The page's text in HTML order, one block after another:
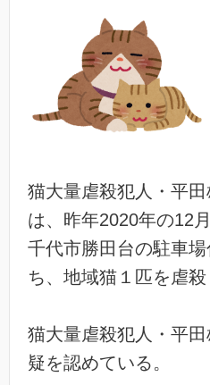
猫大量虐殺犯人・平
は、昨年2020年の12
千代市勝田台の駐車
ち、地域猫１匹を虐殺
猫大量虐殺犯人・平
疑を認めている。